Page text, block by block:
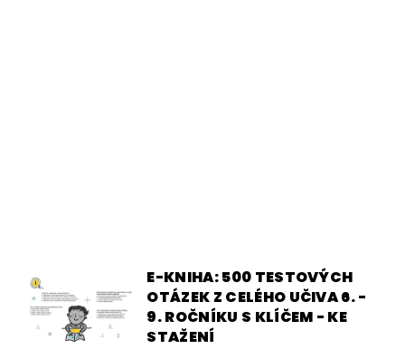
E-KNIHA: 500 TESTOVÝCH
OTÁZEK Z CELÉHO UČIVA 6. -
9. ROČNÍKU S KLÍČEM - KE
STAŽENÍ